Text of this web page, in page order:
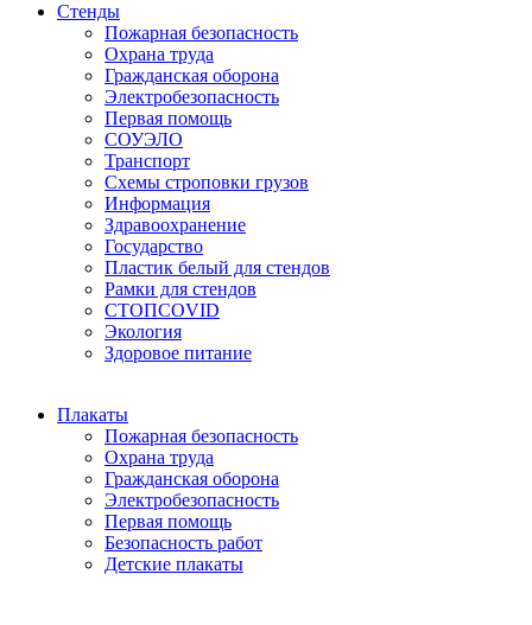
Стенды
Пожарная безопасность
Охрана труда
Гражданская оборона
Электробезопасность
Первая помощь
СОУЭЛО
Транспорт
Схемы строповки грузов
Информация
Здравоохранение
Государство
Пластик белый для стендов
Рамки для стендов
СТОПCOVID
Экология
Здоровое питание
Плакаты
Пожарная безопасность
Охрана труда
Гражданская оборона
Электробезопасность
Первая помощь
Безопасность работ
Детские плакаты